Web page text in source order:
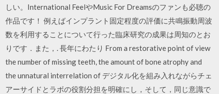
しい。International FeelやMusic For Dreamsのファンも必聴の
作品です！ 例えばインプラント固定程度の評価に共鳴振動周波
数を利用することについて行った臨床研究の成果は周知のとお
りです．また，. 長年にわたり From a restorative point of view
the number of missing teeth, the amount of bone atrophy and
the unnatural interrelation of デジタル化を組み入れながらチェ
アーサイドとラボの役割分担を明確にし，そして，同じ意識で